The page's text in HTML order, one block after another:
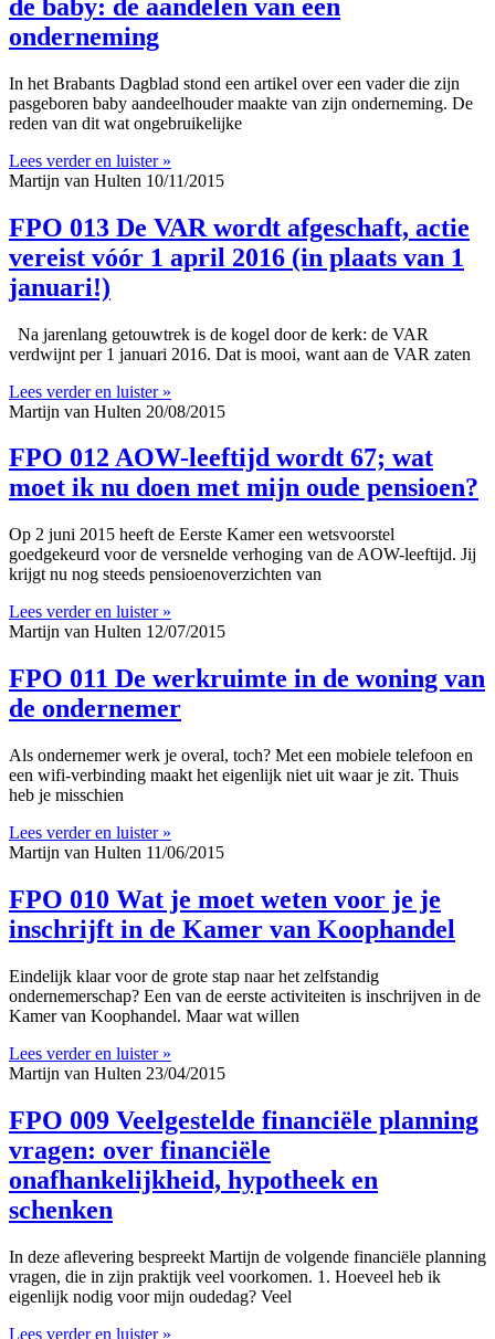
de baby: de aandelen van een
onderneming
In het Brabants Dagblad stond een artikel over een vader die zijn
pasgeboren baby aandeelhouder maakte van zijn onderneming. De
reden van dit wat ongebruikelijke
Lees verder en luister »
Martijn van Hulten 10/11/2015
FPO 013 De VAR wordt afgeschaft, actie
vereist vóór 1 april 2016 (in plaats van 1
januari!)
Na jarenlang getouwtrek is de kogel door de kerk: de VAR
verdwijnt per 1 januari 2016. Dat is mooi, want aan de VAR zaten
Lees verder en luister »
Martijn van Hulten 20/08/2015
FPO 012 AOW-leeftijd wordt 67; wat
moet ik nu doen met mijn oude pensioen?
Op 2 juni 2015 heeft de Eerste Kamer een wetsvoorstel
goedgekeurd voor de versnelde verhoging van de AOW-leeftijd. Jij
krijgt nu nog steeds pensioenoverzichten van
Lees verder en luister »
Martijn van Hulten 12/07/2015
FPO 011 De werkruimte in de woning van
de ondernemer
Als ondernemer werk je overal, toch? Met een mobiele telefoon en
een wifi-verbinding maakt het eigenlijk niet uit waar je zit. Thuis
heb je misschien
Lees verder en luister »
Martijn van Hulten 11/06/2015
FPO 010 Wat je moet weten voor je je
inschrijft in de Kamer van Koophandel
Eindelijk klaar voor de grote stap naar het zelfstandig
ondernemerschap? Een van de eerste activiteiten is inschrijven in de
Kamer van Koophandel. Maar wat willen
Lees verder en luister »
Martijn van Hulten 23/04/2015
FPO 009 Veelgestelde financiële planning
vragen: over financiële
onafhankelijkheid, hypotheek en
schenken
In deze aflevering bespreekt Martijn de volgende financiële planning
vragen, die in zijn praktijk veel voorkomen. 1. Hoeveel heb ik
eigenlijk nodig voor mijn oudedag? Veel
Lees verder en luister »